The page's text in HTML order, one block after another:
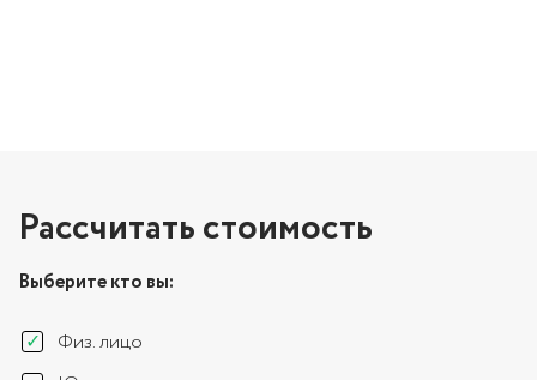
Рассчитать стоимость
Выберите кто вы:
Физ. лицо